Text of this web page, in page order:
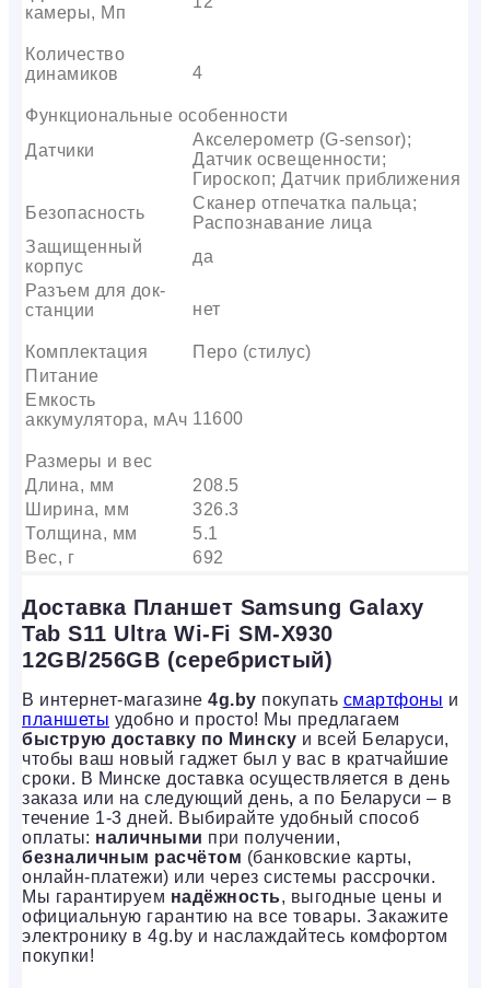
камеры, Мп
Количество
динамиков
4
Функциональные особенности
Датчики
Акселерометр (G-sensor);
Датчик освещенности;
Гироскоп; Датчик приближения
Безопасность
Сканер отпечатка пальца;
Распознавание лица
Защищенный
корпус
да
Разъем для док-
станции
нет
Комплектация
Перо (стилус)
Питание
Емкость
аккумулятора, мАч 11600
Размеры и вес
Длина, мм
208.5
Ширина, мм
326.3
Толщина, мм
5.1
Вес, г
692
Доставка Планшет Samsung Galaxy
Tab S11 Ultra Wi-Fi SM-X930
12GB/256GB (серебристый)
В интернет-магазине 4g.by покупать смартфоны и
планшеты удобно и просто! Мы предлагаем
быструю доставку по Минску и всей Беларуси,
чтобы ваш новый гаджет был у вас в кратчайшие
сроки. В Минске доставка осуществляется в день
заказа или на следующий день, а по Беларуси – в
течение 1-3 дней. Выбирайте удобный способ
оплаты: наличными при получении,
безналичным расчётом (банковские карты,
онлайн-платежи) или через системы рассрочки.
Мы гарантируем надёжность, выгодные цены и
официальную гарантию на все товары. Закажите
электронику в 4g.by и наслаждайтесь комфортом
покупки!